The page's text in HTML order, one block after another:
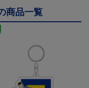
商品一覧